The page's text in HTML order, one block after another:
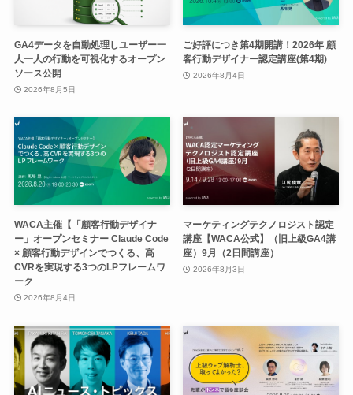
GA4データを自動処理しユーザー一
人一人の行動を可視化するオープン
ソース公開
2026年8月5日
ご好評につき第4期開講！2026年 顧
客行動デザイナー認定講座(第4期)
2026年8月4日
WACA主催【「顧客行動デザイナ
ー」オープンセミナー Claude Code
× 顧客行動デザインでつくる、高
CVRを実現する3つのLPフレームワ
ーク
2026年8月4日
マーケティングテクノロジスト認定
講座【WACA公式】（旧上級GA4講
座）9月（2日間講座）
2026年8月3日